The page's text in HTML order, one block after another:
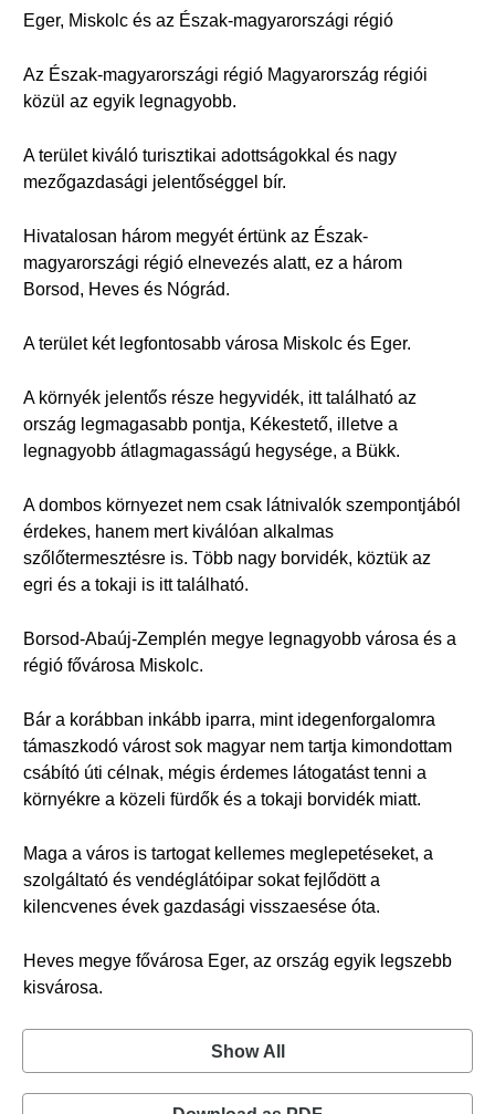
Eger, Miskolc és az Észak-magyarországi régió
Az Észak-magyarországi régió Magyarország régiói
közül az egyik legnagyobb.
A terület kiváló turisztikai adottságokkal és nagy
mezőgazdasági jelentőséggel bír.
Hivatalosan három megyét értünk az Észak-
magyarországi régió elnevezés alatt, ez a három
Borsod, Heves és Nógrád.
A terület két legfontosabb városa Miskolc és Eger.
A környék jelentős része hegyvidék, itt található az
ország legmagasabb pontja, Kékestető, illetve a
legnagyobb átlagmagasságú hegysége, a Bükk.
A dombos környezet nem csak látnivalók szempontjából
érdekes, hanem mert kiválóan alkalmas
szőlőtermesztésre is. Több nagy borvidék, köztük az
egri és a tokaji is itt található.
Borsod-Abaúj-Zemplén megye legnagyobb városa és a
régió fővárosa Miskolc.
Bár a korábban inkább iparra, mint idegenforgalomra
támaszkodó várost sok magyar nem tartja kimondottam
csábító úti célnak, mégis érdemes látogatást tenni a
környékre a közeli fürdők és a tokaji borvidék miatt.
Maga a város is tartogat kellemes meglepetéseket, a
szolgáltató és vendéglátóipar sokat fejlődött a
kilencvenes évek gazdasági visszaesése óta.
Heves megye fővárosa Eger, az ország egyik legszebb
kisvárosa.
Show All